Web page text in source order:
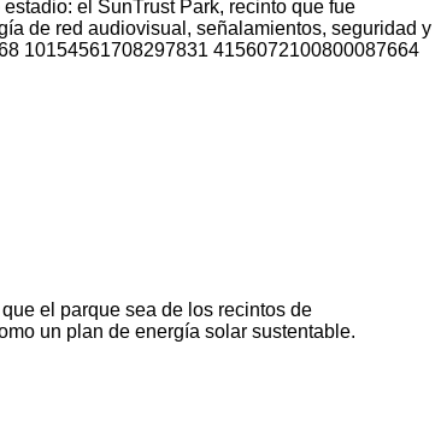
el SunTrust Park, recinto que fue
de red audiovisual, señalamientos, seguridad y
el parque sea de los recintos de
un plan de energía solar sustentable.